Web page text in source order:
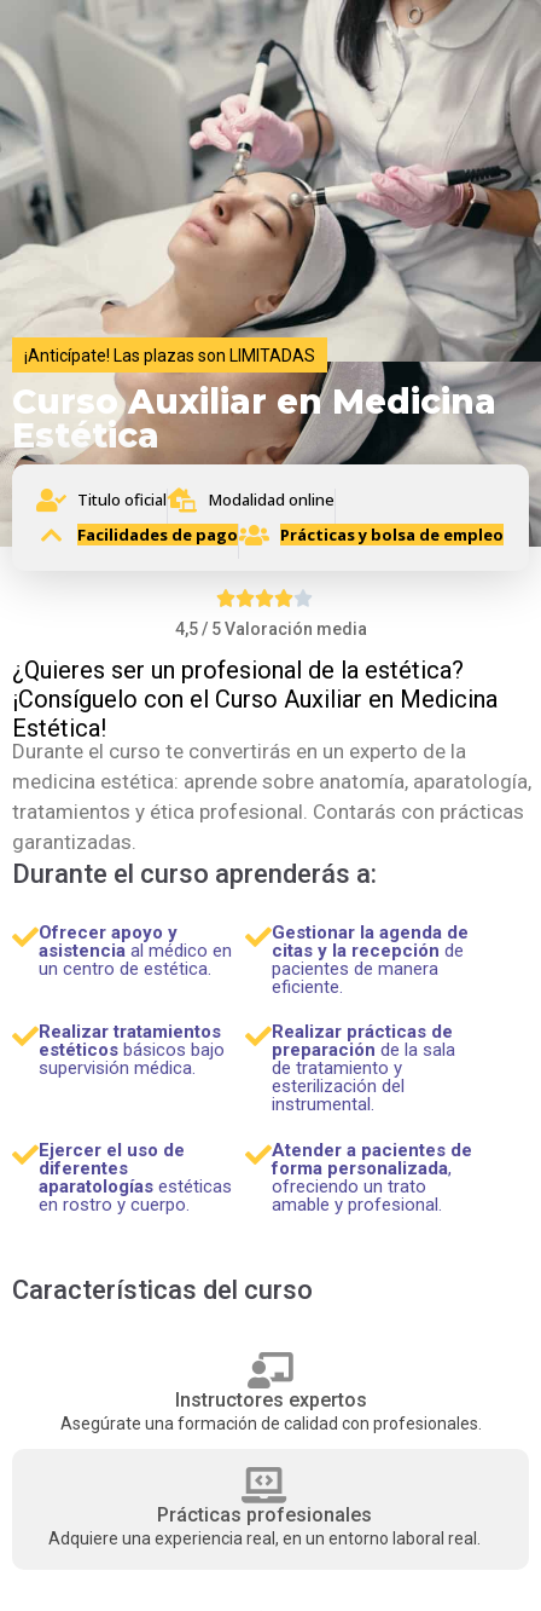
¡Anticípate! Las plazas son LIMITADAS
Curso Auxiliar en Medicina
Estética
Titulo oficial
Modalidad online
Facilidades de pago
Prácticas y bolsa de empleo
4,5 / 5 Valoración media
¿Quieres ser un profesional de la estética?
¡Consíguelo con el Curso Auxiliar en Medicina
Estética!
Durante el curso te convertirás en un experto de la
medicina estética: aprende sobre anatomía, aparatología,
tratamientos y ética profesional. Contarás con prácticas
garantizadas.
Durante el curso aprenderás a:
Ofrecer apoyo y
asistencia al médico en
un centro de estética.
Gestionar la agenda de
citas y la recepción de
pacientes de manera
eficiente.
Realizar tratamientos
estéticos básicos bajo
supervisión médica.
Realizar prácticas de
preparación de la sala
de tratamiento y
esterilización del
instrumental.
Ejercer el uso de
diferentes
aparatologías estéticas
en rostro y cuerpo.
Atender a pacientes de
forma personalizada,
ofreciendo un trato
amable y profesional.
Características del curso
Instructores expertos
Asegúrate una formación de calidad con profesionales.
Prácticas profesionales
Adquiere una experiencia real, en un entorno laboral real.